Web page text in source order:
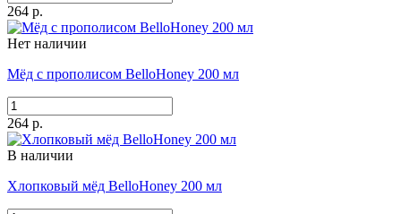
264 р.
Нет наличии
Мёд с прополисом BelloHoney 200 мл
264 р.
В наличии
Хлопковый мёд BelloHoney 200 мл